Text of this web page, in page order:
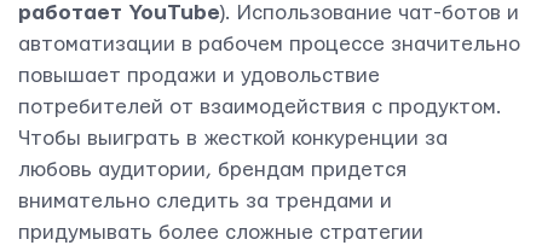
работает YouTube). Использование чат-ботов и
автоматизации в рабочем процессе значительно
повышает продажи и удовольствие
потребителей от взаимодействия с продуктом.
Чтобы выиграть в жесткой конкуренции за
любовь аудитории, брендам придется
внимательно следить за трендами и
придумывать более сложные стратегии